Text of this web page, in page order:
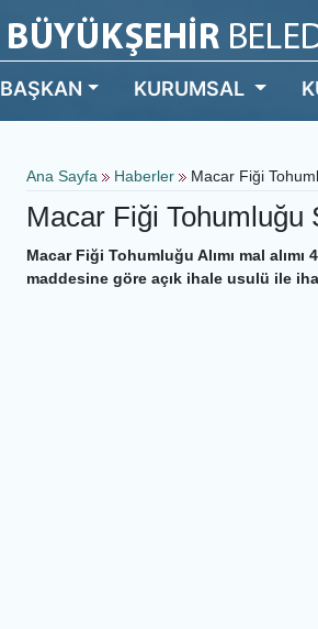
BAŞKAN KURUMSAL
Ana Sayfa Haberler Macar Fiği
Macar Fiği Tohumluğu
Macar Fiği Tohumluğu Alımı mal
maddesine göre açık ihale usulü ile